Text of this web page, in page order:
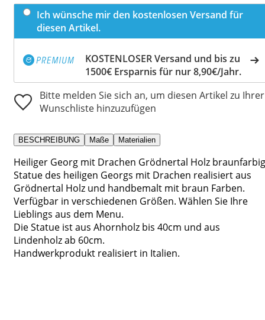
Ich wünsche mir den kostenlosen Versand für
diesen Artikel.
KOSTENLOSER Versand und bis zu
1500€ Ersparnis für nur 8,90€/Jahr.
Bitte melden Sie sich an, um diesen Artikel zu Ihrer
Wunschliste hinzuzufügen
BESCHREIBUNG Maße Materialien
Heiliger Georg mit Drachen Grödnertal Holz
Statue des heiligen Georgs mit Drachen realisiert aus
Grödnertal Holz und handbemalt mit braun Farben.
Verfügbar in verschiedenen Größen. Wählen Sie Ihre
Lieblings aus dem Menu.
Die Statue ist aus Ahornholz bis 40cm und aus
Lindenholz ab 60cm.
Handwerkprodukt realisiert in Italien.